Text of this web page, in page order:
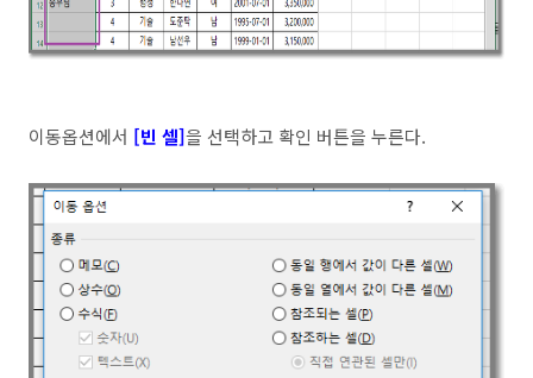
이동옵션에서 [빈 셀]을 선택하고 확인 버튼을 누른다.